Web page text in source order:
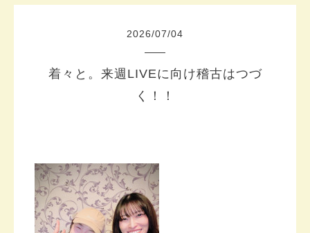
2026/07/04
着々と。来週LIVEに向け稽古はつづ
く！！